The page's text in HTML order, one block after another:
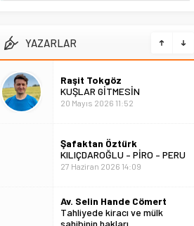
YAZARLAR
Raşit Tokgöz
KUŞLAR GİTMESİN
20 Mayıs 2026 11:52
Şafaktan Öztürk
KILIÇDAROĞLU – PİRO – PERU
27 Haziran 2026 14:09
Av. Selin Hande Cömert
Tahliyede kiracı ve mülk
sahibinin hakları